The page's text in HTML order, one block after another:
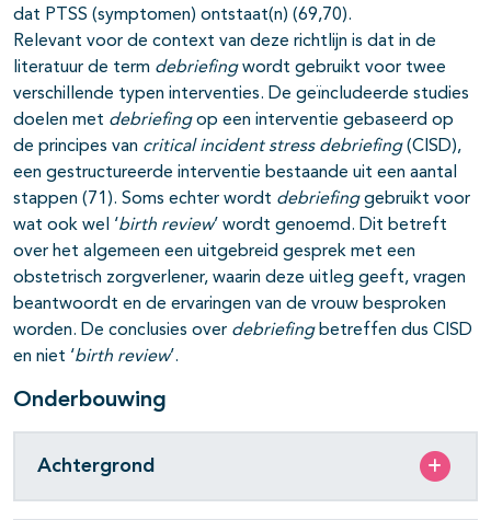
dat PTSS (symptomen) ontstaat(n) (69,70).
Relevant voor de context van deze richtlijn is dat in de
literatuur de term debriefingwordt gebruikt voor twee
verschillende typen interventies. De geïncludeerde studies
doelen met debriefingop een interventie gebaseerd op
de principes van critical incident stress debriefing(CISD),
een gestructureerde interventie bestaande uit een aantal
stappen (71). Soms echter wordt debriefinggebruikt voor
wat ook wel ‘birth review’ wordt genoemd. Dit betreft
over het algemeen een uitgebreid gesprek met een
obstetrisch zorgverlener, waarin deze uitleg geeft, vragen
beantwoordt en de ervaringen van de vrouw besproken
worden. De conclusies over debriefingbetreffen dus CISD
en niet ‘birth review’.
Onderbouwing
Achtergrond